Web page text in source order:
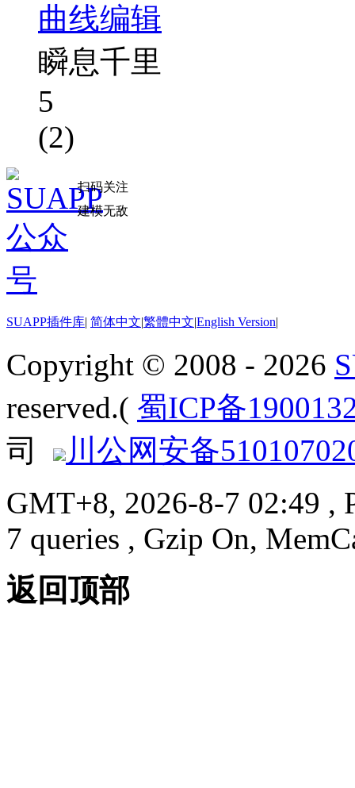
曲线编辑
瞬息千里
5
(2)
扫码关注
建模无敌
SUAPP插件库| 简体中文|繁體中文|English Version|
Copyright © 2008 - 2026
reserved.( 蜀ICP备
司
川公网安备
GMT+8, 2026-8-7 02:49 ,
7 queries , Gzip On,
返回顶部